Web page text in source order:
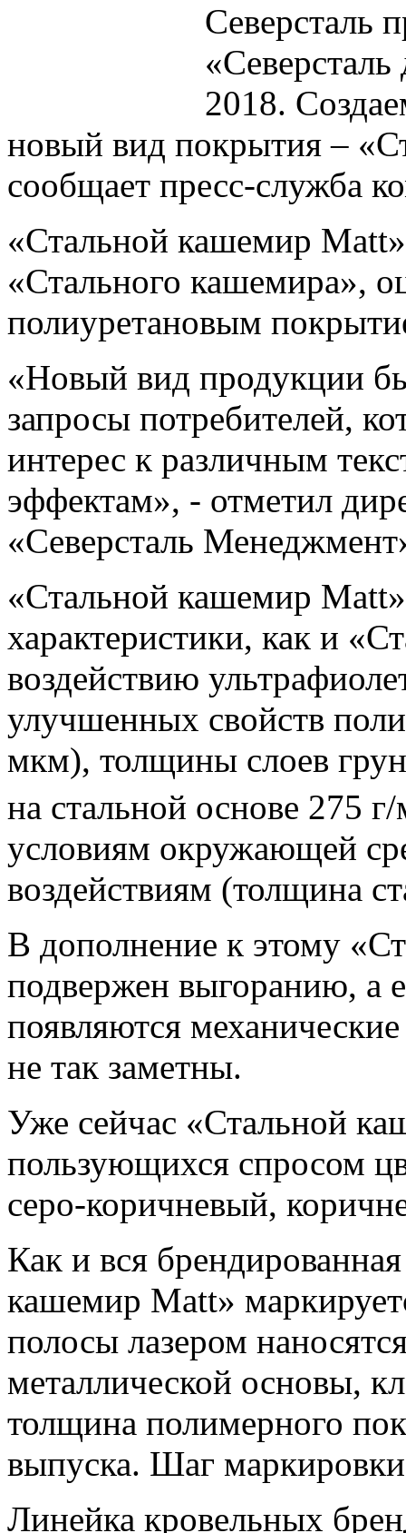
Северсталь
2018.
новый вид покрытия –
сообщает пресс-служба
«Стальной кашемир Matt»
«Стального кашемира»,
полиуретановым
«Новый вид продукции
запросы потребителей,
интерес к различным
эффектам», - отметил
«Северсталь
«Стальной кашемир
характеристики, как и
воздействию
улучшенных свойств
мкм), толщины слоев
на стальной основе 275
условиям окружающей
воздействиям (толщина
В дополнение к этому
подвержен выгоранию, а
появляются
не так заметны.
Уже сейчас «Стальной
пользующихся спросом
серо-коричневый,
Как и вся
кашемир Matt»
полосы лазером
металлической основы,
толщина полимерного
выпуска. Шаг
Линейка кровельных